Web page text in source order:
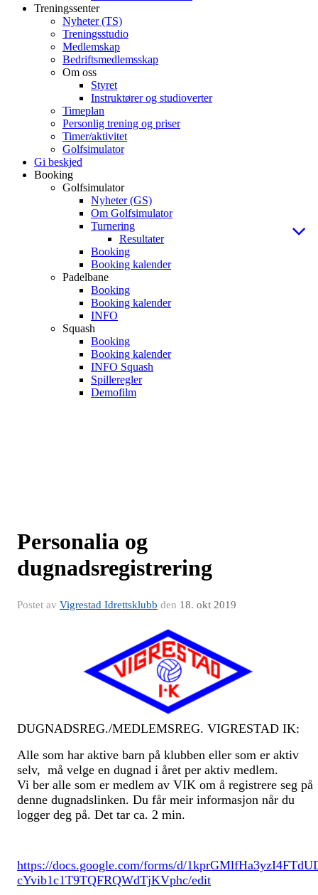
Treningssenter
Nyheter (TS)
Treningsstudio
Medlemskap
Bedriftsmedlemsskap
Om oss
Styret
Instruktører og studioverter
Timeplan
Personlig trening og priser
Timer/aktivitet
Golfsimulator
Gi beskjed
Booking
Golfsimulator
Nyheter (GS)
Om Golfsimulator
Turnering
Resultater
Booking
Booking kalender
Padelbane
Booking
Booking kalender
INFO
Squash
Booking
Booking kalender
INFO Squash
Spilleregler
Demofilm
Personalia og
dugnadsregistrering
Postet av Vigrestad Idrettsklubb den 18. okt 2019
DUGNADSREG./MEDLEMSREG. VIGRESTAD IK:
Alle som har aktive barn på klubben eller som er aktiv
selv, må velge en dugnad i året per aktiv medlem.
Vi ber alle som er medlem av VIK om å registrere seg på
denne dugnadslinken. Du får meir informasjon når du
logger deg på. Det tar ca. 2 min.
https://docs.google.com/forms/d/
cYvib1c1T9TQFRQWdTjKVphc/edit